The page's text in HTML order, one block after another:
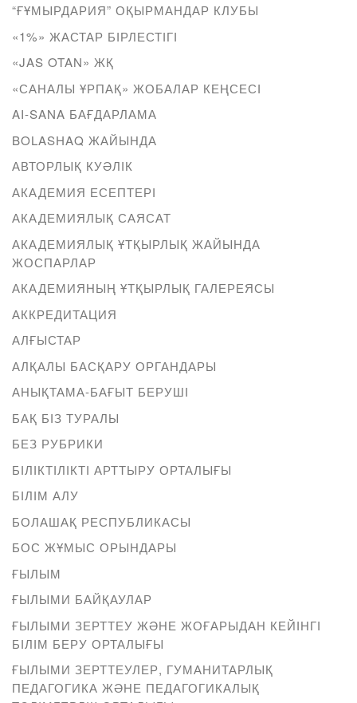
“ҒҰМЫРДАРИЯ” ОҚЫРМАНДАР КЛУБЫ
«1%» ЖАСТАР БІРЛЕСТІГІ
«JAS OTAN» ЖҚ
«САНАЛЫ ҰРПАҚ» ЖОБАЛАР КЕҢСЕСІ
AI-SANA БАҒДАРЛАМА
BOLASHAQ ЖАЙЫНДА
АВТОРЛЫҚ КУӘЛІК
АКАДЕМИЯ ЕСЕПТЕРІ
АКАДЕМИЯЛЫҚ САЯСАТ
АКАДЕМИЯЛЫҚ ҰТҚЫРЛЫҚ ЖАЙЫНДА
ЖОСПАРЛАР
АКАДЕМИЯНЫҢ ҰТҚЫРЛЫҚ ГАЛЕРЕЯСЫ
АККРЕДИТАЦИЯ
АЛҒЫСТАР
АЛҚАЛЫ БАСҚАРУ ОРГАНДАРЫ
АНЫҚТАМА-БАҒЫТ БЕРУШІ
БАҚ БІЗ ТУРАЛЫ
БЕЗ РУБРИКИ
БІЛІКТІЛІКТІ АРТТЫРУ ОРТАЛЫҒЫ
БІЛІМ АЛУ
БОЛАШАҚ РЕСПУБЛИКАСЫ
БОС ЖҰМЫС ОРЫНДАРЫ
ҒЫЛЫМ
ҒЫЛЫМИ БАЙҚАУЛАР
ҒЫЛЫМИ ЗЕРТТЕУ ЖӘНЕ ЖОҒАРЫДАН КЕЙІНГІ
БІЛІМ БЕРУ ОРТАЛЫҒЫ
ҒЫЛЫМИ ЗЕРТТЕУЛЕР, ГУМАНИТАРЛЫҚ
ПЕДАГОГИКА ЖӘНЕ ПЕДАГОГИКАЛЫҚ